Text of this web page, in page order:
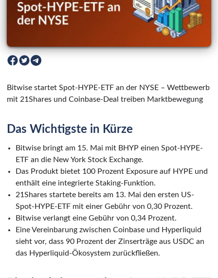
Bitwise startet Spot-HYPE-ETF an der NYSE – Wettbewerb
mit 21Shares und Coinbase-Deal treiben Marktbewegung
Das Wichtigste in Kürze
Bitwise bringt am 15. Mai mit BHYP einen Spot-HYPE-
ETF an die New York Stock Exchange.
Das Produkt bietet 100 Prozent Exposure auf HYPE und
enthält eine integrierte Staking-Funktion.
21Shares startete bereits am 13. Mai den ersten US-
Spot-HYPE-ETF mit einer Gebühr von 0,30 Prozent.
Bitwise verlangt eine Gebühr von 0,34 Prozent.
Eine Vereinbarung zwischen Coinbase und Hyperliquid
sieht vor, dass 90 Prozent der Zinserträge aus USDC an
das Hyperliquid-Ökosystem zurückfließen.